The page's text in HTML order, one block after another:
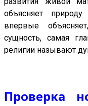
объясняет
впервые
сущность, самая
религии называют
Проверка